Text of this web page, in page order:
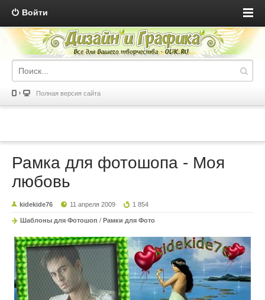
Войти
Полная версия сайта
Рамка для фотошопа - Моя
любовь
kidekide76 11 апреля 2009 1 854
Шаблоны для Фотошоп / Рамки для Фото